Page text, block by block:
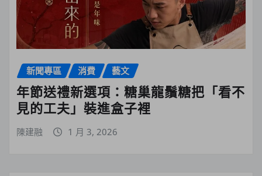
新聞專區 消費 藝文
年節送禮新選項：糖巢龍鬚糖把「看不
見的工夫」裝進盒子裡
陳建融 1 月 3, 2026